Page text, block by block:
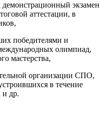
экзамен
аттестации, в
победителями и
олимпиад,
мастерства,
организации СПО,
в течение
и др.